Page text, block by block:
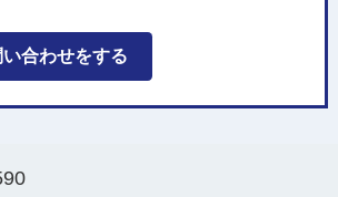
合わせをする